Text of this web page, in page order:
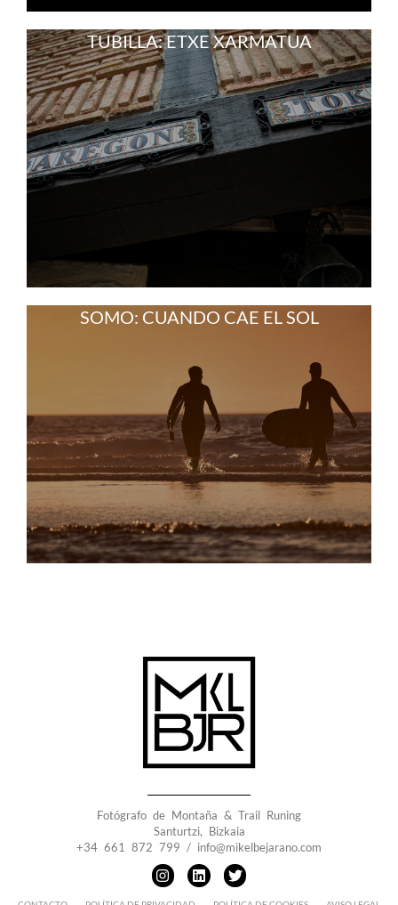
TUBILLA: ETXE XARMATUA
SOMO: CUANDO CAE EL SOL
Fotógrafo de Montaña & Trail Runing
Santurtzi, Bizkaia
+34 661 872 799 / info@mikelbejarano.com
I
n
s
L
i
n
T
w
i